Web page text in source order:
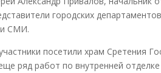
городских
СМИ.
посетили храм Сретения
ряд работ по внутренней